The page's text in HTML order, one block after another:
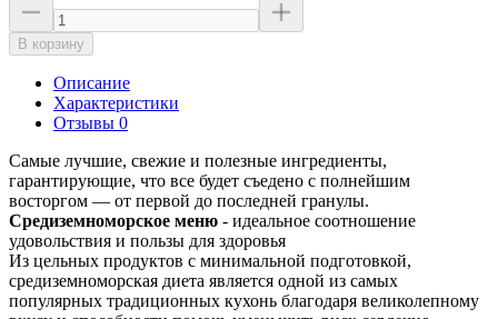
В корзину
Описание
Характеристики
Отзывы 0
Самые лучшие, свежие и полезные ингредиенты,
гарантирующие, что все будет съедено с полнейшим
восторгом — от первой до последней гранулы.
Средиземноморское меню - идеальное соотношение
удовольствия и пользы для здоровья
Из цельных продуктов с минимальной подготовкой,
средиземноморская диета является одной из самых
популярных традиционных кухонь благодаря великолепному